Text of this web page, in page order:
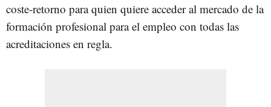
coste-retorno para quien quiere acceder al mercado de la
formación profesional para el empleo con todas las
acreditaciones en regla.